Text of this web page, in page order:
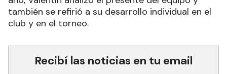
también se refirió a su desarrollo individual en el
club y en el torneo.
Recibí las noticias en tu email